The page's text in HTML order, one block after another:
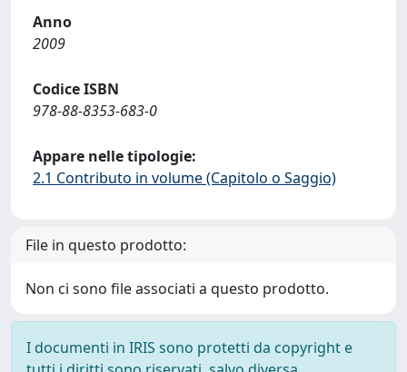
Anno
2009
Codice ISBN
978-88-8353-683-0
Appare nelle tipologie:
2.1 Contributo in volume (Capitolo o Saggio)
File in questo prodotto:
Non ci sono file associati a questo prodotto.
I documenti in IRIS sono protetti da copyright e